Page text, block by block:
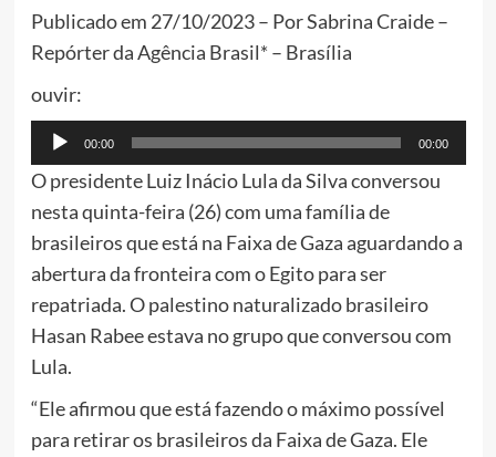
Publicado em 27/10/2023 – Por Sabrina Craide –
Repórter da Agência Brasil* – Brasília
ouvir:
Tocador
de
áudio
00:00 00:00
O presidente Luiz Inácio Lula da Silva conversou
nesta quinta-feira (26) com uma família de
brasileiros que está na Faixa de Gaza aguardando a
abertura da fronteira com o Egito para ser
repatriada. O palestino naturalizado brasileiro
Hasan Rabee estava no grupo que conversou com
Lula.
“Ele afirmou que está fazendo o máximo possível
para retirar os brasileiros da Faixa de Gaza. Ele